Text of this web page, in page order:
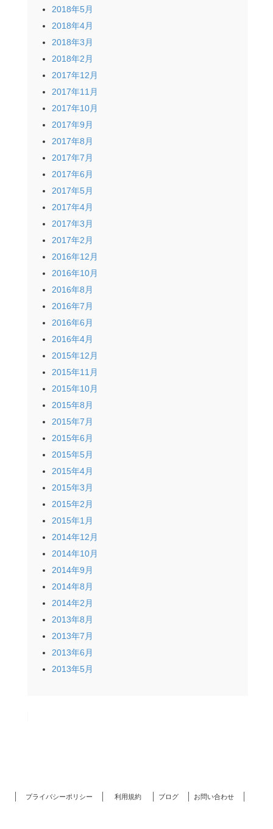
2018年5月
2018年4月
2018年3月
2018年2月
2017年12月
2017年11月
2017年10月
2017年9月
2017年8月
2017年7月
2017年6月
2017年5月
2017年4月
2017年3月
2017年2月
2016年12月
2016年10月
2016年8月
2016年7月
2016年6月
2016年4月
2015年12月
2015年11月
2015年10月
2015年8月
2015年7月
2015年6月
2015年5月
2015年4月
2015年3月
2015年2月
2015年1月
2014年12月
2014年10月
2014年9月
2014年8月
2014年2月
2013年8月
2013年7月
2013年6月
2013年5月
プライバシーポリシー 利用規約 ブログ お問い合わせ